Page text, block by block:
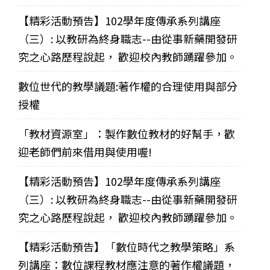
【精彩活動預告】102學年度傳承系列講座
（三）: 以教研為終身職志--由從事新藥開發研
究之心路歷程說起， 歡迎校內教師踴躍參加。
數位世代的教學議題:著作權的合理使用與部分
授權
「教材資源室」：製作數位教材的好幫手，歡
迎老師們前來借用與使用喔!
【精彩活動預告】102學年度傳承系列講座
（三）: 以教研為終身職志--由從事新藥開發研
究之心路歷程說起， 歡迎校內教師踴躍參加。
【精彩活動預告】「數位時代之教學策略」系
列講座：數位課程教材應注意的著作權議題，